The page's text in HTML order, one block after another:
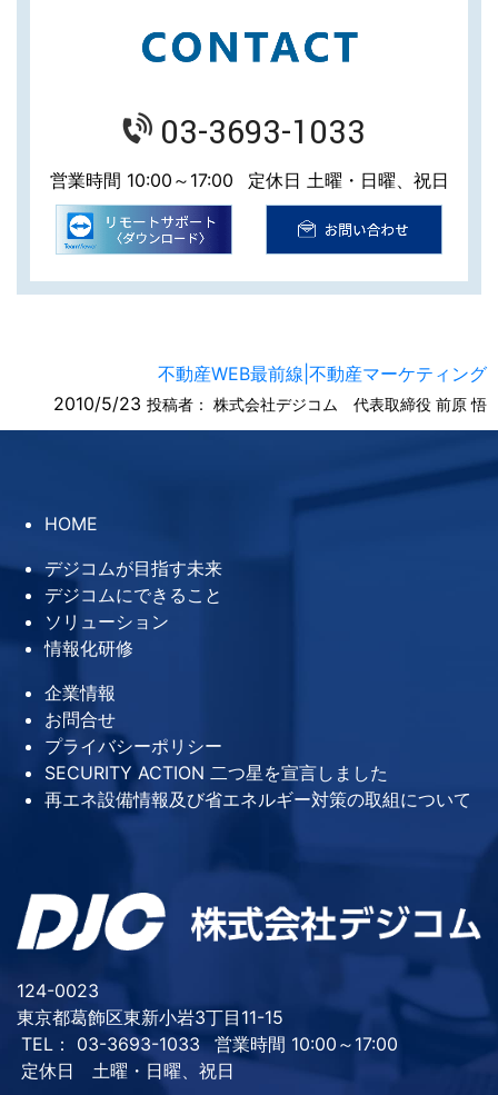
03-3693-1033
営業時間 10:00～17:00 定休日 土曜・日曜、祝日
不動産WEB最前線|不動産マーケティング
2010/5/23 投稿者： 株式会社デジコム 代表取締役 前原 悟
HOME
デジコムが目指す未来
デジコムにできること
ソリューション
情報化研修
企業情報
お問合せ
プライバシーポリシー
SECURITY ACTION 二つ星を宣言しました
再エネ設備情報及び省エネルギー対策の取組について
124-0023
東京都葛飾区東新小岩3丁目11-15
TEL： 03-3693-1033
営業時間 10:00～17:00
定休日 土曜・日曜、祝日